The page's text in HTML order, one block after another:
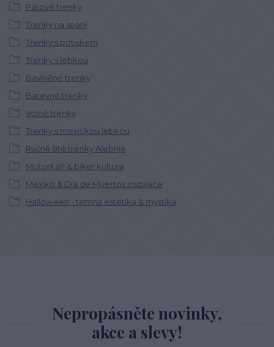
Párové trenky
Trenky na spaní
Trenky s potiskem
Trenky s lebkou
Bavlněné trenky
Barevné trenky
Volné trenky
Trenky s mexickou lebkou
Ručně šité trenky Alebrije
Motorkáři & biker kultura
Mexiko & Día de Muertos inspirace
Halloween - temná estetika & mystika
Nepropásněte novinky,
akce a slevy!